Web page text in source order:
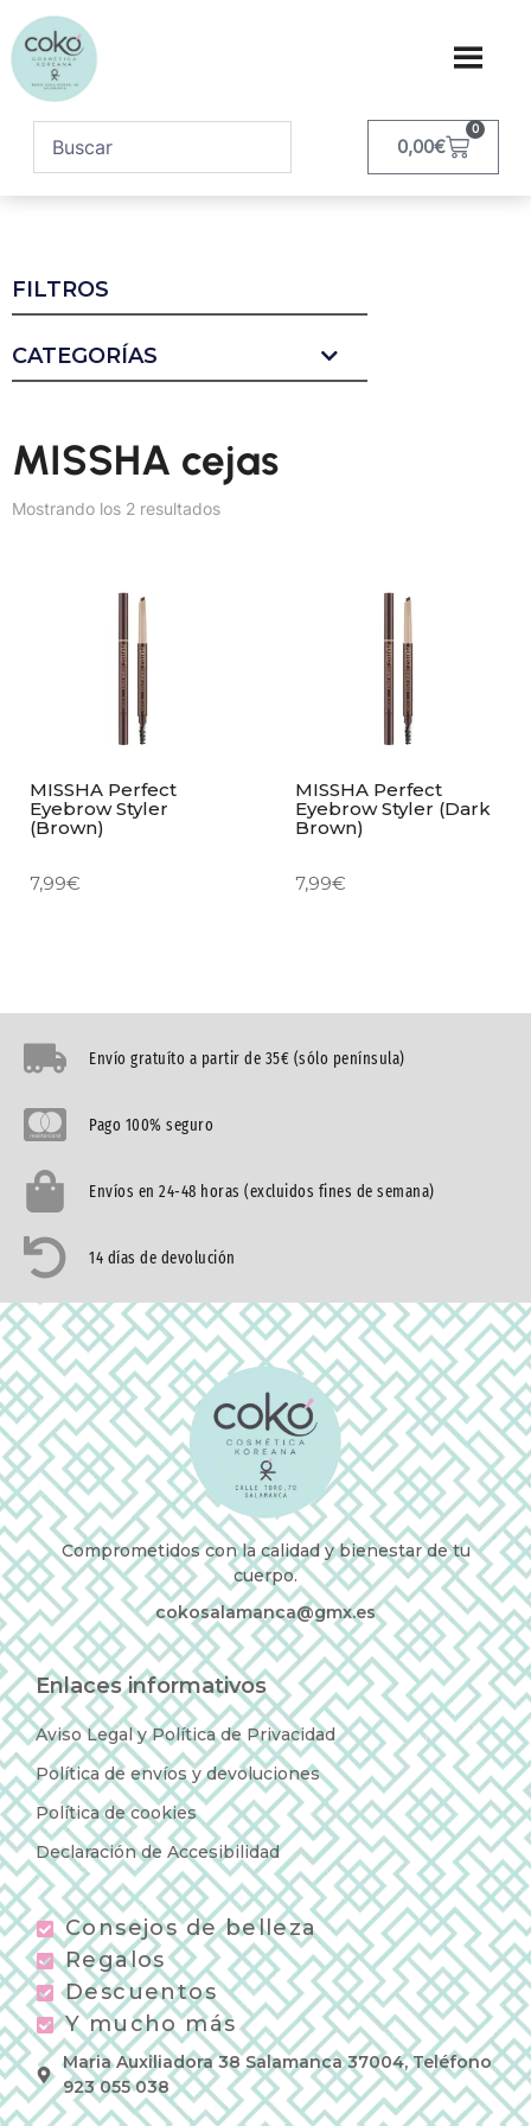
0,00€
0
FILTROS
CATEGORÍAS
MISSHA cejas
Mostrando los 2 resultados
MISSHA Perfect
Eyebrow Styler
(Brown)
7,99€
MISSHA Perfect
Eyebrow Styler (Dark
Brown)
7,99€
Envío gratuíto a partir de 35€ (sólo península)
Pago 100% seguro
Envíos en 24-48 horas (excluidos fines de semana)
14 días de devolución
Comprometidos con la calidad y bienestar de tu
cuerpo.
cokosalamanca@gmx.es
Enlaces informativos
Aviso Legal y Política de Privacidad
Política de envíos y devoluciones
Política de cookies
Declaración de Accesibilidad
Consejos de belleza
Regalos
Descuentos
Y mucho más
Maria Auxiliadora 38 Salamanca 37004, Teléfono
923 055 038